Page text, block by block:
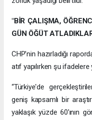
"BİR ÇALIŞMA,
GÜN ÖĞÜT
CHP’nin hazırladığı
atıf yapılırken şu ifadelere
“Türkiye'de
geniş kapsamlı bir
yaklaşık yüzde 60'ının